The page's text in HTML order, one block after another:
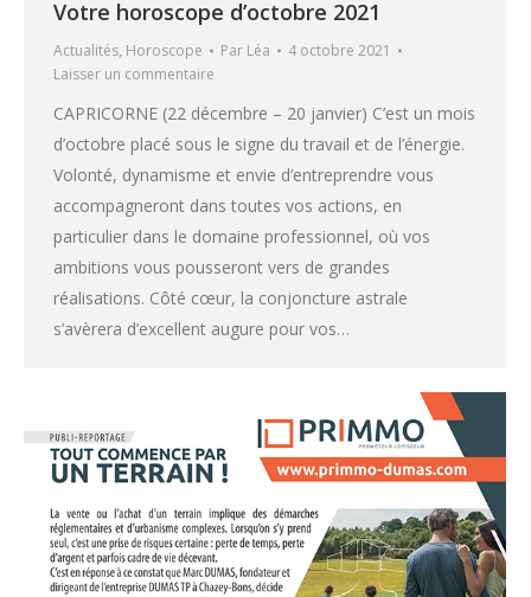
Votre horoscope d’octobre 2021
Actualités, Horoscope Par Léa
4 octobre 2021
Laisser un commentaire
CAPRICORNE (22 décembre – 20 janvier) C’est un mois
d’octobre placé sous le signe du travail et de l’énergie.
Volonté, dynamisme et envie d’entreprendre vous
accompagneront dans toutes vos actions, en
particulier dans le domaine professionnel, où vos
ambitions vous pousseront vers de grandes
réalisations. Côté cœur, la conjoncture astrale
s’avèrera d’excellent augure pour vos…